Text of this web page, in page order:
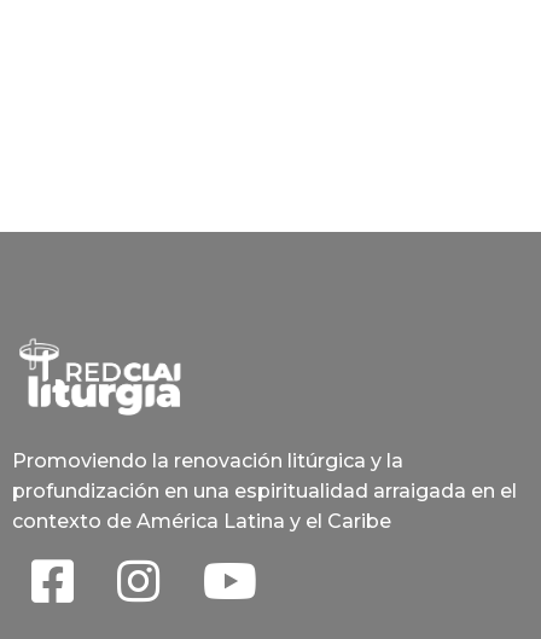
Promoviendo la renovación litúrgica y la
profundización en una espiritualidad arraigada en el
contexto de América Latina y el Caribe